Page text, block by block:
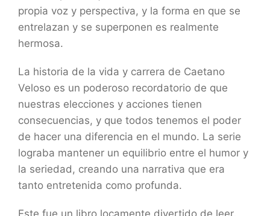
propia voz y perspectiva, y la forma en que se
entrelazan y se superponen es realmente
hermosa.
La historia de la vida y carrera de Caetano
Veloso es un poderoso recordatorio de que
nuestras elecciones y acciones tienen
consecuencias, y que todos tenemos el poder
de hacer una diferencia en el mundo. La serie
lograba mantener un equilibrio entre el humor y
la seriedad, creando una narrativa que era
tanto entretenida como profunda.
Este fue un libro locamente divertido de leer,